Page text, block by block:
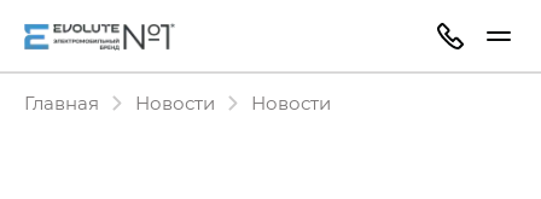
Главная Новости Новости